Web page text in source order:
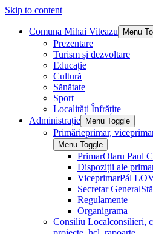
Skip to content
Comuna Mihai Viteazu Menu
Prezentare
Turism și dezvoltare
Educație
Cultură
Sănătate
Sport
Localități Înfrățite
Administrație
Menu Toggle
Primărieprimar,
Menu Toggle
PrimarOlaru Paul
Dispoziții ale
ViceprimarPál
Secretar General
Regulamente
Organigrama
Consiliu Localconsilieri,